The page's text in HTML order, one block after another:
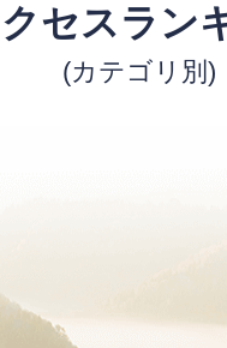
セスラン
(カテゴリ別)